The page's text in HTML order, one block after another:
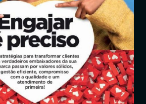
Notícias
Entrar